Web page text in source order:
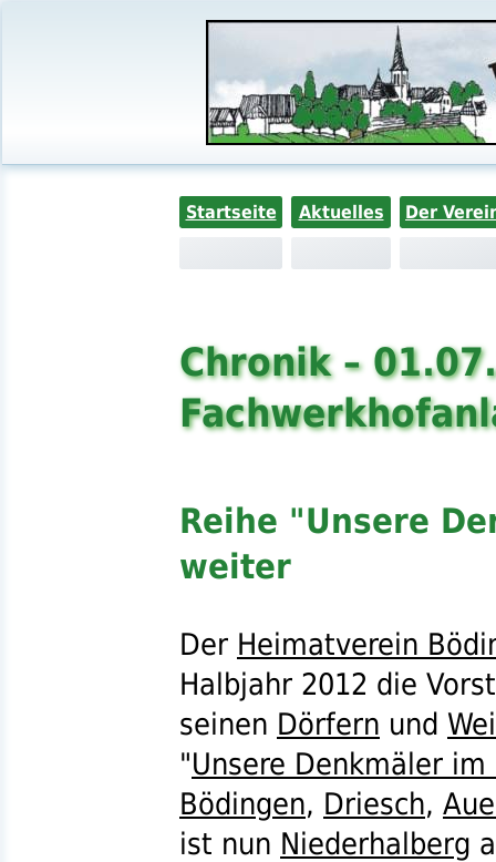
Startseite Aktuelles Der
Chronik –
Reihe "Unsere
weiter
Der Heimatverein
Halbjahr 2012 die
seinen Dörfern und
"Unsere Denkmäler im
Bödingen, Driesch,
ist nun Niederhalberg